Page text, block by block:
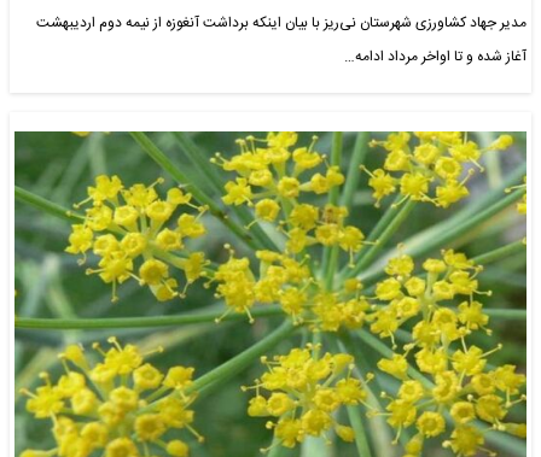
مدیر جهاد کشاورزی شهرستان نی‌ریز با بیان اینکه برداشت آنغوزه از نیمه دوم اردیبهشت
آغاز شده و تا اواخر مرداد ادامه…